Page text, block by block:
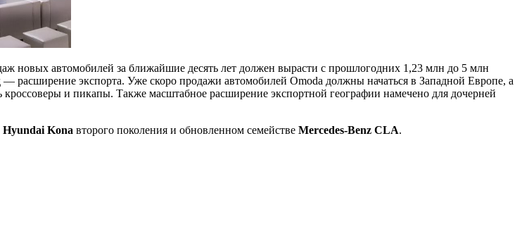
новых автомобилей за ближайшие десять лет должен вырасти с прошлогодних 1,23 млн до 5 млн
экспорта. Уже скоро продажи автомобилей Omoda должны начаться в Западной Европе, а
и пикапы. Также масштабное расширение экспортной географии намечено для дочерней
Hyundai Kona второго поколения и обновленном семействе Mercedes-Benz CLA.